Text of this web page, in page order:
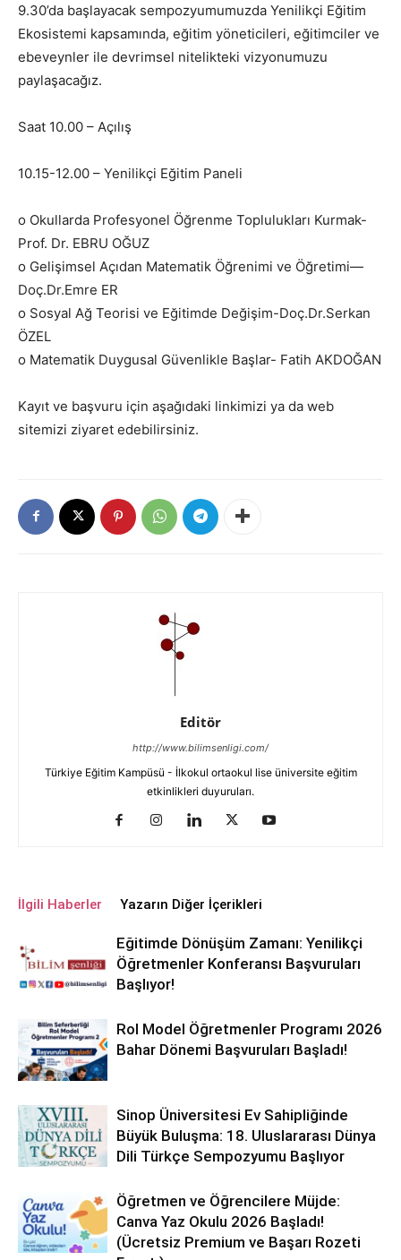
9.30’da başlayacak sempozyumumuzda Yenilikçi Eğitim
Ekosistemi kapsamında, eğitim yöneticileri, eğitimciler ve
ebeveynler ile devrimsel nitelikteki vizyonumuzu
paylaşacağız.
Saat 10.00 – Açılış
10.15-12.00 – Yenilikçi Eğitim Paneli
o Okullarda Profesyonel Öğrenme Toplulukları Kurmak-
Prof. Dr. EBRU OĞUZ
o Gelişimsel Açıdan Matematik Öğrenimi ve Öğretimi—
Doç.Dr.Emre ER
o Sosyal Ağ Teorisi ve Eğitimde Değişim-Doç.Dr.Serkan
ÖZEL
o Matematik Duygusal Güvenlikle Başlar- Fatih AKDOĞAN
Kayıt ve başvuru için aşağıdaki linkimizi ya da web
sitemizi ziyaret edebilirsiniz.
Editör
http://www.bilimsenligi.com/
Türkiye Eğitim Kampüsü - İlkokul ortaokul lise üniversite eğitim
etkinlikleri duyuruları.
İlgili Haberler Yazarın Diğer İçerikleri
Eğitimde Dönüşüm Zamanı: Yenilikçi
Öğretmenler Konferansı Başvuruları
Başlıyor!
Rol Model Öğretmenler Programı 2026
Bahar Dönemi Başvuruları Başladı!
Sinop Üniversitesi Ev Sahipliğinde
Büyük Buluşma: 18. Uluslararası Dünya
Dili Türkçe Sempozyumu Başlıyor
Öğretmen ve Öğrencilere Müjde:
Canva Yaz Okulu 2026 Başladı!
(Ücretsiz Premium ve Başarı Rozeti